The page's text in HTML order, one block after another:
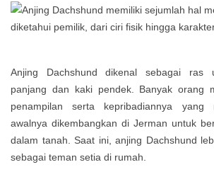
Anjing Dachshund dikenal sebagai ras
panjang dan kaki pendek. Banyak orang
penampilan serta kepribadiannya
awalnya dikembangkan di Jerman untuk
dalam tanah. Saat ini, anjing Dachshund
sebagai teman setia di rumah.